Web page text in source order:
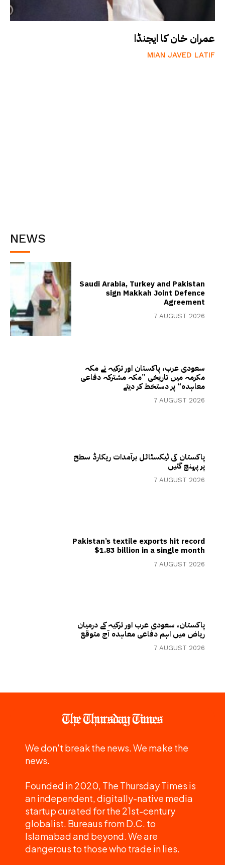
عمران خان کا ایجنڈا
MIAN JAVED LATIF
NEWS
Saudi Arabia, Turkey and Pakistan
sign Makkah Joint Defence
Agreement
7 AUGUST 2026
سعودی عرب، پاکستان اور ترکیہ نے مکہ
مکرمہ میں تاریخی ”مکہ مشترکہ دفاعی
معاہدہ“ پر دستخط کر دیئے
7 AUGUST 2026
پاکستان کی ٹیکسٹائل برآمدات ریکارڈ سطح
پر پہنچ گئیں
7 AUGUST 2026
Pakistan’s textile exports hit record
$1.83 billion in a single month
7 AUGUST 2026
پاکستان، سعودی عرب اور ترکیہ کے درمیان
ریاض میں اہم دفاعی معاہدہ آج متوقع
7 AUGUST 2026
We don't break the news. We make the
news.
Founded in 2020, The Thursday Times is
an independent, digitally-native media
startup curated for the 21st-century
globalist. Bureaus from D.C. to
Islamabad and beyond. We are
dangerous to those who trade in lies.